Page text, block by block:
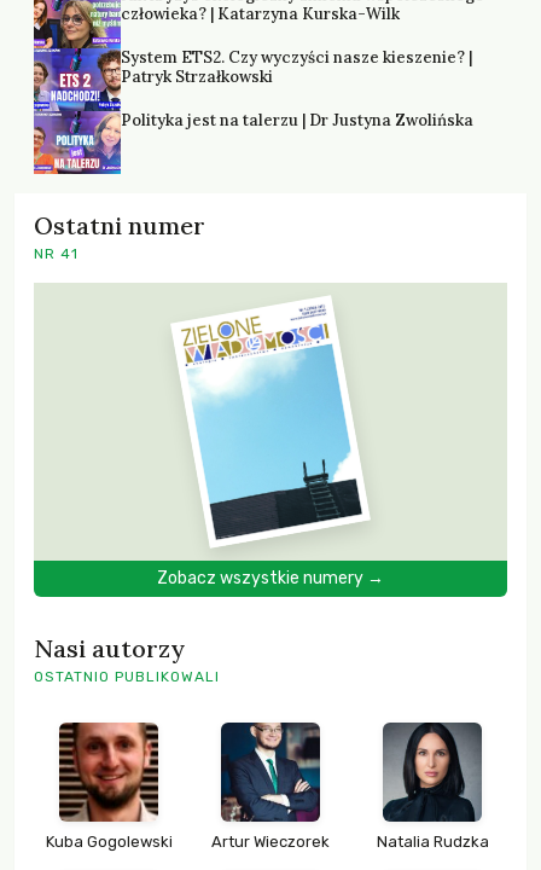
człowieka? | Katarzyna Kurska-Wilk
System ETS2. Czy wyczyści nasze kieszenie? |
Patryk Strzałkowski
Polityka jest na talerzu | Dr Justyna Zwolińska
Ostatni numer
NR 41
Zobacz wszystkie numery →
Nasi autorzy
OSTATNIO PUBLIKOWALI
Kuba Gogolewski Artur Wieczorek Natalia Rudzka